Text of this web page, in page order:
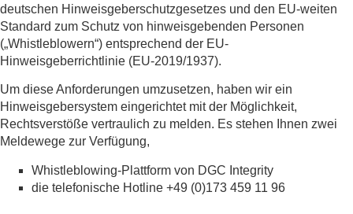
deutschen Hinweisgeberschutzgesetzes und den EU-weiten
Standard zum Schutz von hinweisgebenden Personen
(„Whistleblowern“) entsprechend der EU-
Hinweisgeberrichtlinie (EU-2019/1937).
Um diese Anforderungen umzusetzen, haben wir ein
Hinweisgebersystem eingerichtet mit der Möglichkeit,
Rechtsverstöße vertraulich zu melden. Es stehen Ihnen zwei
Meldewege zur Verfügung,
Whistleblowing-Plattform von DGC Integrity
die telefonische Hotline +49 (0)173 459 11 96